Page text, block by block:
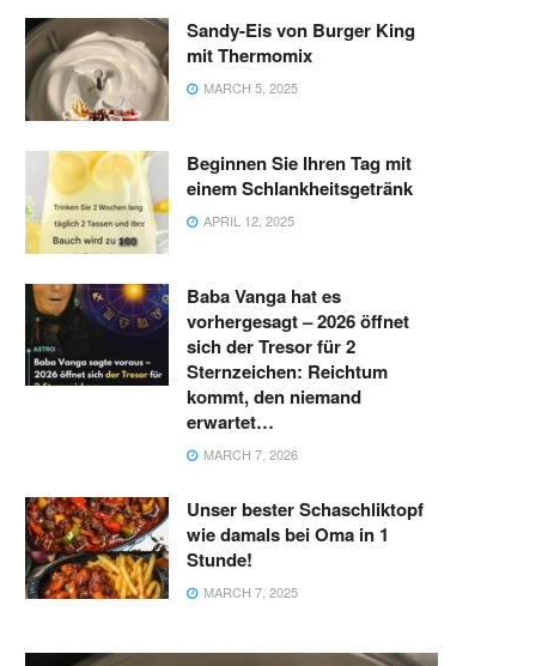
Sandy-Eis von Burger King
mit Thermomix
MARCH 5, 2025
Beginnen Sie Ihren Tag mit
einem Schlankheitsgetränk
APRIL 12, 2025
Baba Vanga hat es
vorhergesagt – 2026 öffnet
sich der Tresor für 2
Sternzeichen: Reichtum
kommt, den niemand
erwartet…
MARCH 7, 2026
Unser bester Schaschliktopf
wie damals bei Oma in 1
Stunde!
MARCH 7, 2025